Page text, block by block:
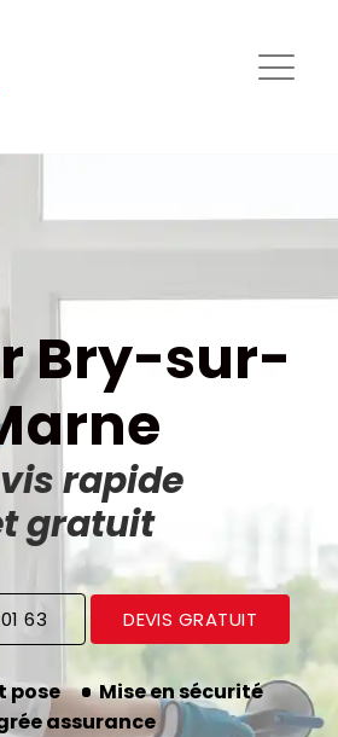
Bry-sur-
rapide
gratuit
63 DEVIS GRATUIT
pose
Mise en sécurité
assurance